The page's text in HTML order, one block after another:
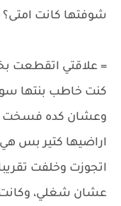
شوفتها كانت امتى؟
= علاقتي اتقطعت
كنت خاطب بنتها
وعشان كده فسخت
اراضيها كتير بس
اتجوزت وخلفت
عشان شغلي،